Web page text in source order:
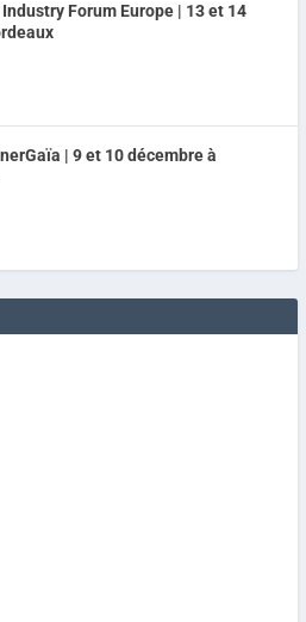
Forum Europe | 13 et 14
| 9 et 10 décembre à